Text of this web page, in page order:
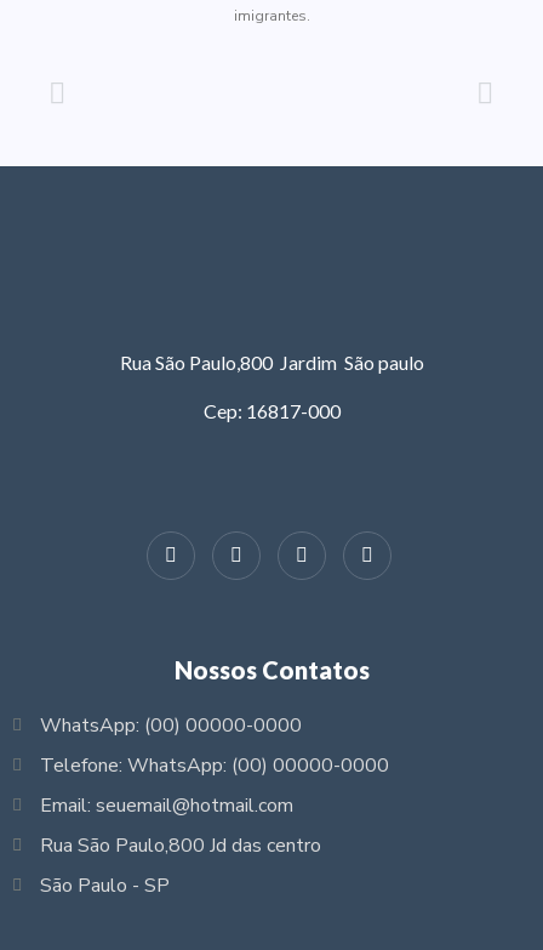
imigrantes.
Rua São Paulo,800 Jardim São paulo
Cep: 16817-000
Nossos Contatos
WhatsApp: (00) 00000-0000
Telefone: WhatsApp: (00) 00000-0000
Email: seuemail@hotmail.com
Rua São Paulo,800 Jd das centro
São Paulo - SP